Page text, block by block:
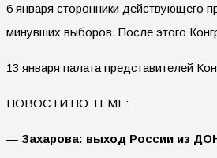
6 января сторонники действующего
минувших выборов. После этого
13 января палата представителей
НОВОСТИ ПО ТЕМЕ:
— Захарова: выход России из